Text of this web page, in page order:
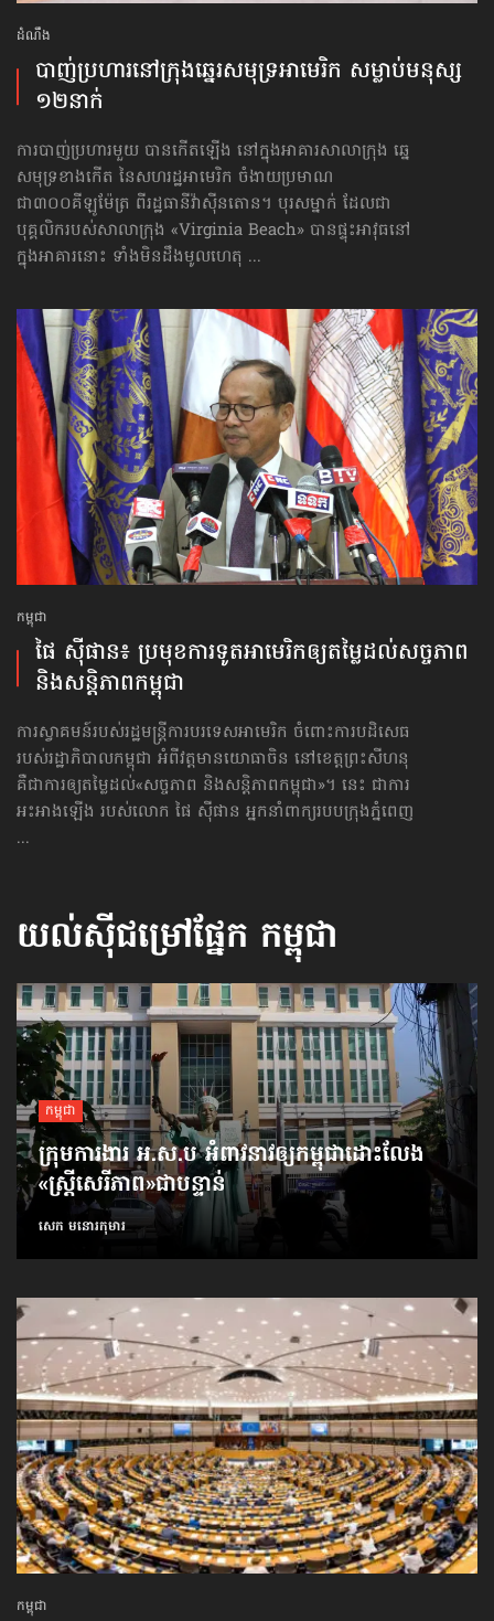
ដំណឹង
បាញ់ប្រហារ​នៅក្រុង​ឆ្នេរ​សមុទ្រ​អាមេរិក សម្លាប់​មនុស្ស​
១២នាក់
ការបាញ់ប្រហារមួយ បានកើតឡើង នៅក្នុងអាគារសាលាក្រុង ឆ្នេ
សមុទ្រ​ខាងកើត នៃសហរដ្ឋអាមេរិក ចំងាយប្រមាណ
ជា៣០០គីឡូម៉ែត្រ ពីរដ្ឋធានីវ៉ាស៊ីនតោន។ បុរសម្នាក់ ដែលជា
បុគ្គលិករបស់សាលាក្រុង «Virginia Beach» បានផ្ទុះអាវុធនៅ
ក្នុងអាគារនោះ ទាំងមិនដឹងមូលហេតុ ...
កម្ពុជា
ផៃ ស៊ីផាន៖ ប្រមុខ​ការទូត​អាមេរិក​ឲ្យ​តម្លៃ​ដល់​សច្ចភាព
និង​សន្តិភាព​កម្ពុជា
ការស្វាគមន៍របស់រដ្ឋមន្ត្រីការបរទេសអាមេរិក ចំពោះការបដិសេធ
របស់រដ្ឋាភិបាលកម្ពុជា អំពីវត្តមានយោធាចិន នៅខេត្តព្រះសីហនុ
គឺជាការឲ្យតម្លៃដល់«សច្ចភាព និង​សន្តិភាព​កម្ពុជា»។ នេះ ជាការ
អះអាងឡើង របស់លោក ផៃ ស៊ីផាន អ្នកនាំពាក្យរបបក្រុងភ្នំពេញ
...
យល់ស៊ីជម្រៅផ្នែក កម្ពុជា
កម្ពុជា
ក្រុមការងារ អ.ស.ប អំពាវនាវ​ឲ្យកម្ពុជា​ដោះលែង​
«ស្ត្រីសេរីភាព»​ជាបន្ទាន់
សេក មនោរកុមារ
កម្ពុជា